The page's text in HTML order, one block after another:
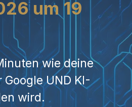
um 19
wie deine
UND KI-
wird.